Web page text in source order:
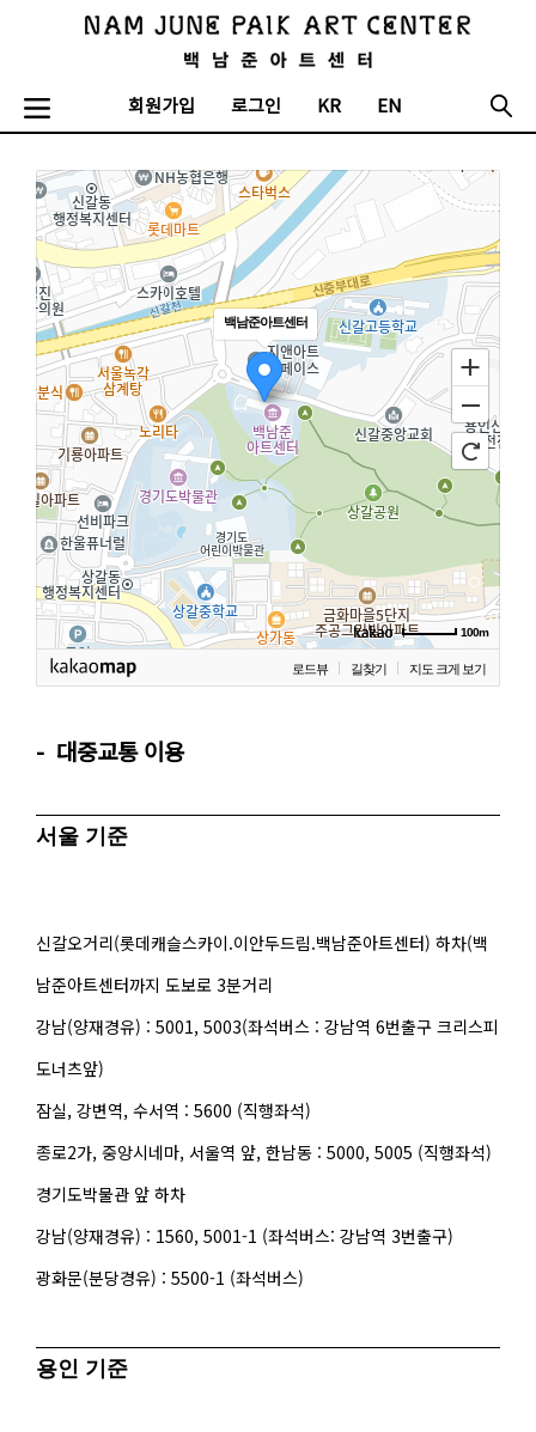
회원가입 로그인 KR EN
백남준아트센터
100m
로드뷰 길찾기 지도 크게 보기
대중교통 이용
서울 기준
신갈오거리(롯데캐슬스카이.이안두드림.백남준아트센터) 하차(백
남준아트센터까지 도보로 3분거리
강남(양재경유) : 5001, 5003(좌석버스 : 강남역 6번출구 크리스피
도너츠앞)
잠실, 강변역, 수서역 : 5600 (직행좌석)
종로2가, 중앙시네마, 서울역 앞, 한남동 : 5000, 5005 (직행좌석)
경기도박물관 앞 하차
강남(양재경유) : 1560, 5001-1 (좌석버스: 강남역 3번출구)
광화문(분당경유) : 5500-1 (좌석버스)
용인 기준